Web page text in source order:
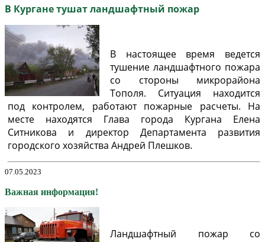
В Кургане тушат ландшафтный пожар
В настоящее время ведется
тушение ландшафтного пожара
со стороны микрорайона
Тополя. Ситуация находится
под контролем, работают пожарные расчеты. На
месте находятся Глава города Кургана Елена
Ситникова и директор Департамента развития
городского хозяйства Андрей Плешков.
07.05.2023
Важная информация!
Ландшафтный пожар со